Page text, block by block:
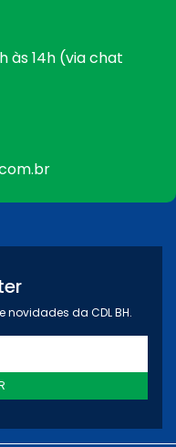
às 14h (via chat
da CDL BH.